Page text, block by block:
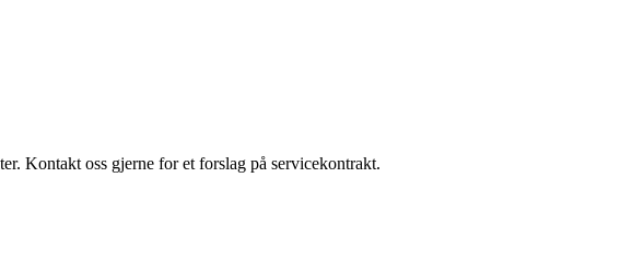
Kontakt oss gjerne for et forslag på servicekontrakt.